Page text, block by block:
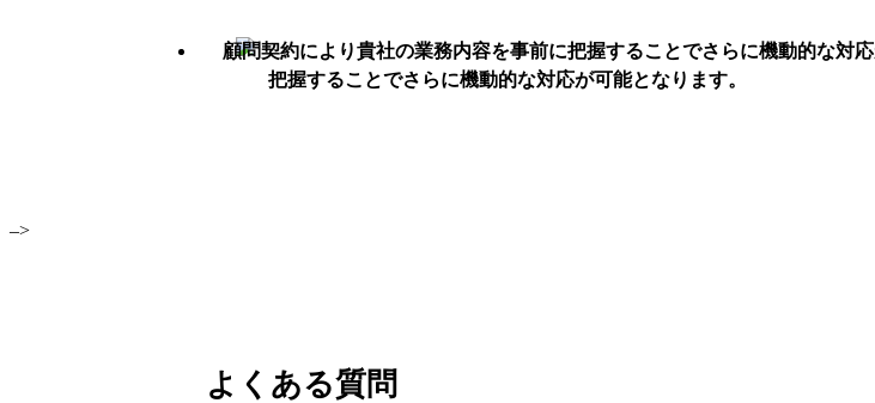
把握することでさらに機動的な対応が可能となります。
–>
よくある質問